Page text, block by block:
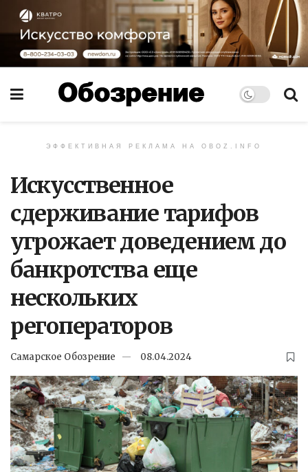
ЭФФЕКТИВНАЯ РЕКЛАМА НА OBOZ.INFO
Искусственное
сдерживание тарифов
угрожает доведением до
банкротства еще
нескольких
регоператоров
Самарское Обозрение 08.04.2024